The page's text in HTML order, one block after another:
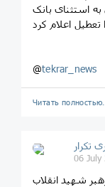
به استثنای بانک
@tekrar_news
Читать полностью…
تکرار
06 July
شهید انقلاب